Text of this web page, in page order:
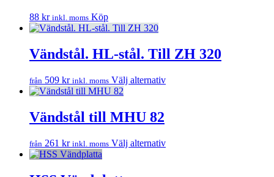
88 kr inkl. moms Köp
Vändstål. HL-stål. Till ZH 320
från 509 kr inkl. moms Välj alternativDen
De
Vändstål till MHU 82
från 261 kr inkl. moms Välj alternativDen